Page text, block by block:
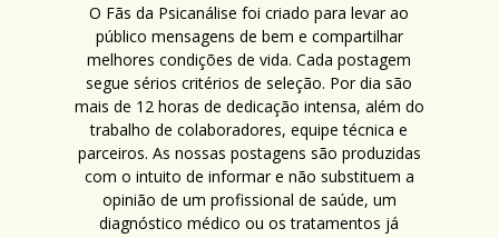
O Fãs da Psicanálise foi criado para levar ao
público mensagens de bem e compartilhar
melhores condições de vida. Cada postagem
segue sérios critérios de seleção. Por dia são
mais de 12 horas de dedicação intensa, além do
trabalho de colaboradores, equipe técnica e
parceiros. As nossas postagens são produzidas
com o intuito de informar e não substituem a
opinião de um profissional de saúde, um
diagnóstico médico ou os tratamentos já